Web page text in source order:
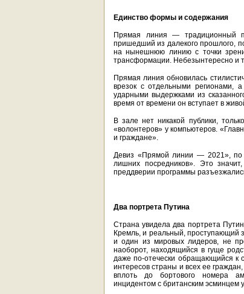
Единство формы и содержания
Прямая линия — традиционный
пришедший из далекого прошлого,
на нынешнюю линию с точки
трансформации. Небезынтересно и
Прямая линия обновилась
врезок с отдельными регионами,
ударными выдержками из
время от времени он вступает в
В зале нет никакой публики,
«волонтеров» у компьютеров.
и граждане».
Девиз «Прямой линии — 2021», по
лишних посредников». Это
преддверии программы
Два портрета Путина
Страна увидела два портрета
Кремль, и реальный, проступающий
и один из мировых лидеров, не
наоборот, находящийся в гуще
даже по-отечески обращающийся к
интересов страны и всех ее
вплоть до бортового номера
инцидентом с британским эсминцем